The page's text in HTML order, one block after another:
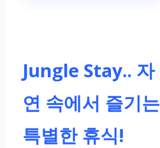
Jungle Stay.. 자
연 속에서 즐기는
특별한 휴식!